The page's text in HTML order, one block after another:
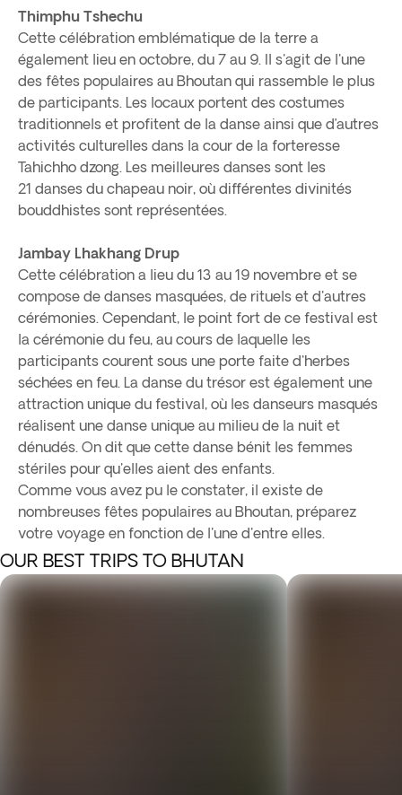
Thimphu Tshechu
Cette célébration emblématique de la terre a
également lieu en octobre, du 7 au 9. Il s'agit de l'une
des fêtes populaires au Bhoutan qui rassemble le plus
de participants. Les locaux portent des costumes
traditionnels et profitent de la danse ainsi que d’autres
activités culturelles dans la cour de la forteresse
Tahichho dzong. Les meilleures danses sont les
21 danses du chapeau noir, où différentes divinités
bouddhistes sont représentées.
Jambay Lhakhang Drup
Cette célébration a lieu du 13 au 19 novembre et se
compose de danses masquées, de rituels et d'autres
cérémonies. Cependant, le point fort de ce festival est
la cérémonie du feu, au cours de laquelle les
participants courent sous une porte faite d'herbes
séchées en feu. La danse du trésor est également une
attraction unique du festival, où les danseurs masqués
réalisent une danse unique au milieu de la nuit et
dénudés. On dit que cette danse bénit les femmes
stériles pour qu'elles aient des enfants.
Comme vous avez pu le constater, il existe de
nombreuses fêtes populaires au Bhoutan, préparez
votre voyage en fonction de l'une d'entre elles.
OUR BEST TRIPS TO BHUTAN